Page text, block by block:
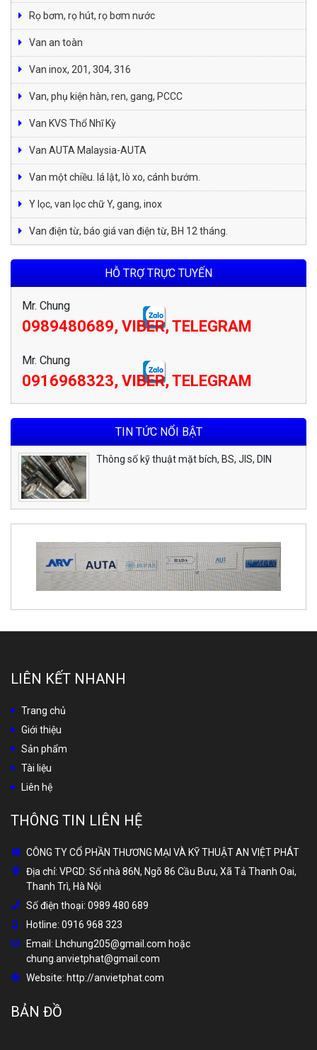
Rọ bơm, rọ hút, rọ bơm nước
Van an toàn
Van inox, 201, 304, 316
Van, phụ kiện hàn, ren, gang, PCCC
Van KVS Thổ Nhĩ Kỳ
Van AUTA Malaysia-AUTA
Van một chiều. lá lật, lò xo, cánh bướm.
Y lọc, van lọc chữ Y, gang, inox
Van điện từ, báo giá van điện từ, BH 12 tháng.
HỖ TRỢ TRỰC TUYẾN
Mr. Chung
0989480689, VIBER, TELEGRAM
Mr. Chung
0916968323, VIBER, TELEGRAM
TIN TỨC NỔI BẬT
Thông số kỹ thuật mặt bích, BS, JIS, DIN
LIÊN KẾT NHANH
Trang chủ
Giới thiệu
Sản phẩm
Tài liệu
Liên hệ
THÔNG TIN LIÊN HỆ
CÔNG TY CỔ PHẦN THƯƠNG MẠI VÀ KỸ THUẬT AN VIỆT PHÁT
Địa chỉ: VPGD: Số nhà 86N, Ngõ 86 Cầu Bưu, Xã Tả Thanh Oai,
Thanh Trì, Hà Nội
Số điện thoại: 0989 480 689
Hotline: 0916 968 323
Email: Lhchung205@gmail.com hoặc
chung.anvietphat@gmail.com
Website: http://anvietphat.com
BẢN ĐỒ